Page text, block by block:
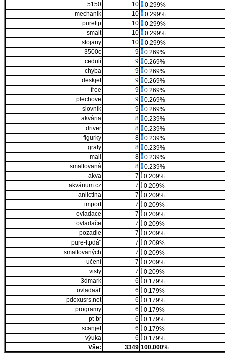
5150
10
0.299%
mechanik
10
0.299%
pureftp
10
0.299%
smalt
10
0.299%
stojany
10
0.299%
3500c
9
0.269%
cedulí
9
0.269%
chyba
9
0.269%
deskjet
9
0.269%
free
9
0.269%
plechove
9
0.269%
slovník
9
0.269%
akvária
8
0.239%
driver
8
0.239%
figurky
8
0.239%
grafy
8
0.239%
mail
8
0.239%
smaltovaná
8
0.239%
akva
7
0.209%
akvárium.cz
7
0.209%
anlictina
7
0.209%
import
7
0.209%
ovladace
7
0.209%
ovladače
7
0.209%
pozadie
7
0.209%
pure-ftpdâ¨
7
0.209%
smaltovaných
7
0.209%
učení
7
0.209%
visty
7
0.209%
3dmark
6
0.179%
ovladaäť
6
0.179%
pdoxusrs.net
6
0.179%
programy
6
0.179%
pt-br
6
0.179%
scanjet
6
0.179%
výuka
6
0.179%
Vše:
3349 100.000%